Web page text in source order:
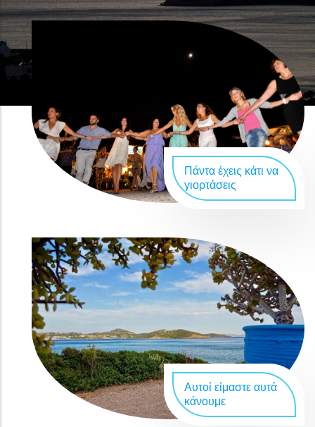
Πάντα έχεις κάτι να
γιορτάσεις
Αυτοί είμαστε αυτά
κάνουμε